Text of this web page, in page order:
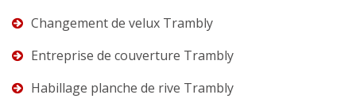
Changement de velux Trambly
Entreprise de couverture Trambly
Habillage planche de rive Trambly